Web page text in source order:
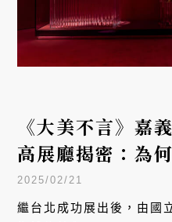
《大美不言》嘉
高展廳揭密：為
「比台北更美」？
2025/02/21
繼台北成功展出後，由國